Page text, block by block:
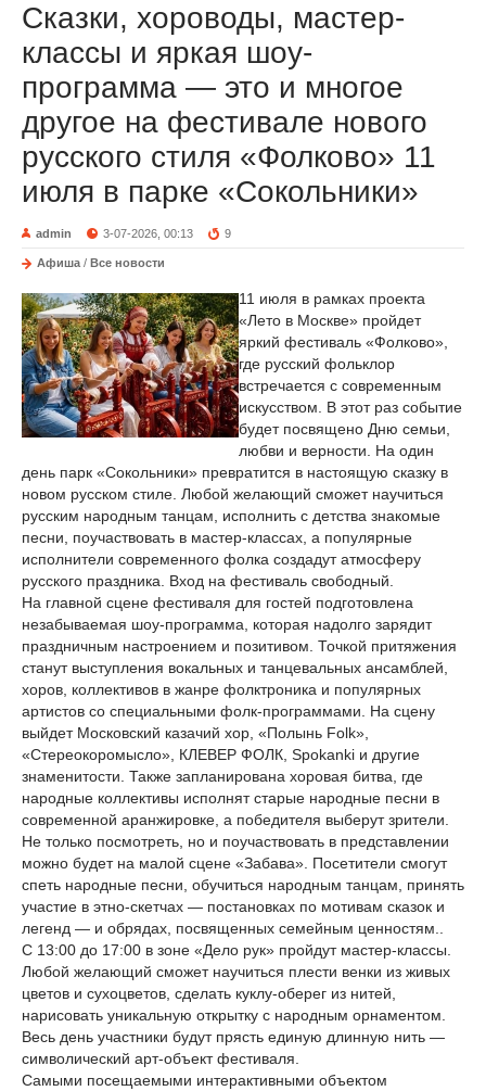
Сказки, хороводы, мастер-
классы и яркая шоу-
программа — это и многое
другое на фестивале нового
русского стиля «Фолково» 11
июля в парке «Сокольники»
admin 3-07-2026, 00:13 9
Афиша / Все новости
11 июля в рамках проекта
«Лето в Москве» пройдет
яркий фестиваль «Фолково»,
где русский фольклор
встречается с современным
искусством. В этот раз событие
будет посвящено Дню семьи,
любви и верности. На один
день парк «Сокольники» превратится в настоящую сказку в
новом русском стиле. Любой желающий сможет научиться
русским народным танцам, исполнить с детства знакомые
песни, поучаствовать в мастер-классах, а популярные
исполнители современного фолка создадут атмосферу
русского праздника. Вход на фестиваль свободный.
На главной сцене фестиваля для гостей подготовлена
незабываемая шоу-программа, которая надолго зарядит
праздничным настроением и позитивом. Точкой притяжения
станут выступления вокальных и танцевальных ансамблей,
хоров, коллективов в жанре фолктроника и популярных
артистов со специальными фолк-программами. На сцену
выйдет Московский казачий хор, «Полынь Folk»,
«Стереокоромысло», КЛЕВЕР ФОЛК, Spokanki и другие
знаменитости. Также запланирована хоровая битва, где
народные коллективы исполнят старые народные песни в
современной аранжировке, а победителя выберут зрители.
Не только посмотреть, но и поучаствовать в представлении
можно будет на малой сцене «Забава». Посетители смогут
спеть народные песни, обучиться народным танцам, принять
участие в этно-скетчах — постановках по мотивам сказок и
легенд — и обрядах, посвященных семейным ценностям..
С 13:00 до 17:00 в зоне «Дело рук» пройдут мастер-классы.
Любой желающий сможет научиться плести венки из живых
цветов и сухоцветов, сделать куклу-оберег из нитей,
нарисовать уникальную открытку с народным орнаментом.
Весь день участники будут прясть единую длинную нить —
символический арт-объект фестиваля.
Самыми посещаемыми интерактивными объектом